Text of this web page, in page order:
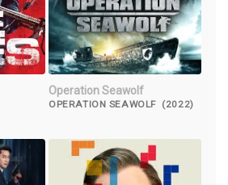
Operation Seawolf
OPERATION SEAWOLF (2022)